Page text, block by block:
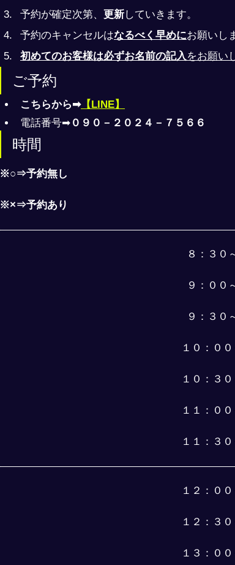
予約が確定次第、 更新していきます。
予約のキャンセルはなるべく早めにお願いし
初めてのお客様は必ずお名前の記入をお願い
ご予約
こちらから➡【LINE】
電話番号➡ ０９０－２０２４－７５６６
時間
※○⇒予約無し
※×⇒予約あり
８：３０
９：００
９：３０
１０：０
１０：３
１１：０
１１：３
１２：０
１２：３
１３：０